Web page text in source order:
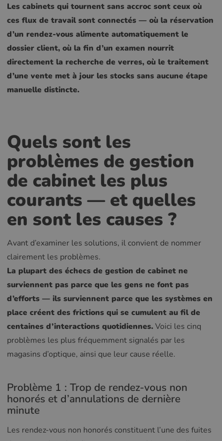
Les cabinets qui tournent sans accroc sont ceux où
ces flux de travail sont connectés — où la réservation
d’un rendez-vous alimente automatiquement le
dossier client, où la fin d’un examen nourrit
directement la recherche de verres, où le traitement
d’une vente met à jour les stocks sans aucune étape
manuelle distincte.
Quels sont les
problèmes de gestion
de cabinet les plus
courants — et quelles
en sont les causes ?
Avant d’examiner les solutions, il convient de nommer
clairement les problèmes.
La plupart des échecs de gestion de cabinet ne
surviennent pas parce que les gens ne font pas
d’efforts — ils surviennent parce que les systèmes en
place créent des frictions qui se cumulent au fil de
centaines d’interactions quotidiennes.Voici les cinq
problèmes les plus fréquemment signalés par les
magasins d’optique, ainsi que leur cause réelle.
Problème 1 : Trop de rendez-vous non
honorés et d’annulations de dernière
minute
Les rendez-vous non honorés constituent l’une des fuites